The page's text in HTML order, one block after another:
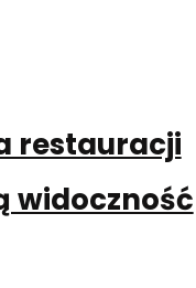
restauracji
widoczność